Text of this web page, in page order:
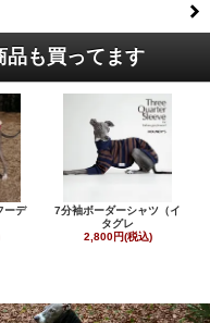
品も買ってます
ーデ
7分袖ボーダーシャツ（イ
タグレ
2,800円(税込)